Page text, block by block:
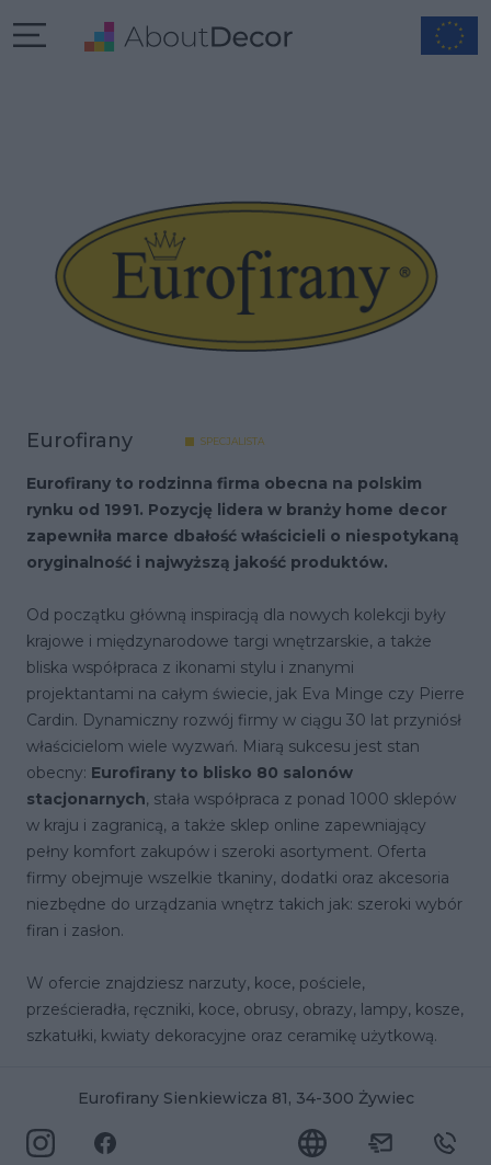
Eurofirany SPECJALISTA
Eurofirany to rodzinna firma obecna na polskim
rynku od 1991. Pozycję lidera w branży home decor
zapewniła marce dbałość właścicieli o niespotykaną
oryginalność i najwyższą jakość produktów.
Od początku główną inspiracją dla nowych kolekcji były
krajowe i międzynarodowe targi wnętrzarskie, a także
bliska współpraca z ikonami stylu i znanymi
projektantami na całym świecie, jak Eva Minge czy Pierre
Cardin. Dynamiczny rozwój firmy w ciągu 30 lat przyniósł
właścicielom wiele wyzwań. Miarą sukcesu jest stan
obecny: Eurofirany to blisko 80 salonów
stacjonarnych, stała współpraca z ponad 1000 sklepów
w kraju i zagranicą, a także sklep online zapewniający
pełny komfort zakupów i szeroki asortyment. Oferta
firmy obejmuje wszelkie tkaniny, dodatki oraz akcesoria
niezbędne do urządzania wnętrz takich jak: szeroki wybór
firan i zasłon.
W ofercie znajdziesz narzuty, koce, pościele,
prześcieradła, ręczniki, koce, obrusy, obrazy, lampy, kosze,
szkatułki, kwiaty dekoracyjne oraz ceramikę użytkową.
Eurofirany Sienkiewicza 81, 34-300 Żywiec